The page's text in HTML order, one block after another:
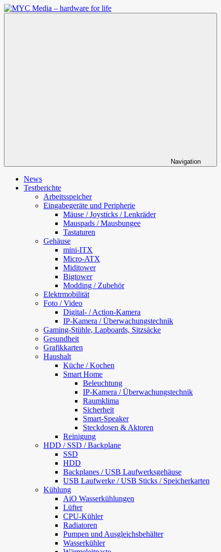
Zum
Inhalt
Navigation
News
Testberichte
Arbeitsspeicher
Eingabegeräte und Peripherie
Mäuse / Joysticks / Lenkräder
Mauspads / Mausbungee
Tastaturen
Gehäuse
mini-ITX
Micro-ATX
Miditower
Bigtower
Modding / Zubehör
Elektrmobilität
Foto / Video
Digital- / Action-Kamera
IP-Kamera / Überwachungstechnik
Gaming-Stühle, Lapboards, Sitzsäcke
Gesundheit
Grafikkarten
Haushalt
Küche / Kochen
Smart Home
Beleuchtung
IP-Kamera / Überwachungstechnik
Raumklima
Sicherheit
Smart-Speaker
Steckdosen & Aktoren
Reinigung
HDD / SSD / Backplane
SSD
HDD
Backplanes / USB Laufwerksgehäuse
USB Laufwerke / USB Sticks / Speicherkarten
Kühlung
AiO Wasserkühlungen
Lüfter
CPU-Kühler
Radiatoren
Pumpen und Ausgleichsbehälter
Wasserkühler